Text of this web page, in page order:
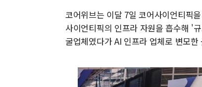
코어위브는 이달 7일 코어사이언티픽
사이언티픽의 인프라 자원을 흡수해 '
굴업체였다가 AI 인프라 업체로 변모한